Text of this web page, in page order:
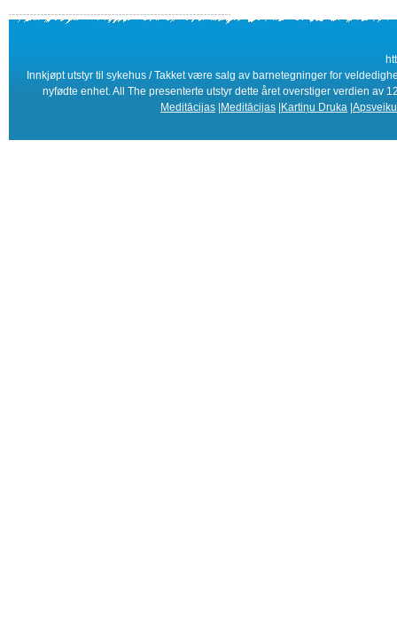
Innkjøpt utstyr til sykehus / Takket være salg av barnetegninger for
nyfødte enhet. All The presenterte utstyr dette året overstiger verdien av
Meditācijas Meditācijas Kartiņu Druka